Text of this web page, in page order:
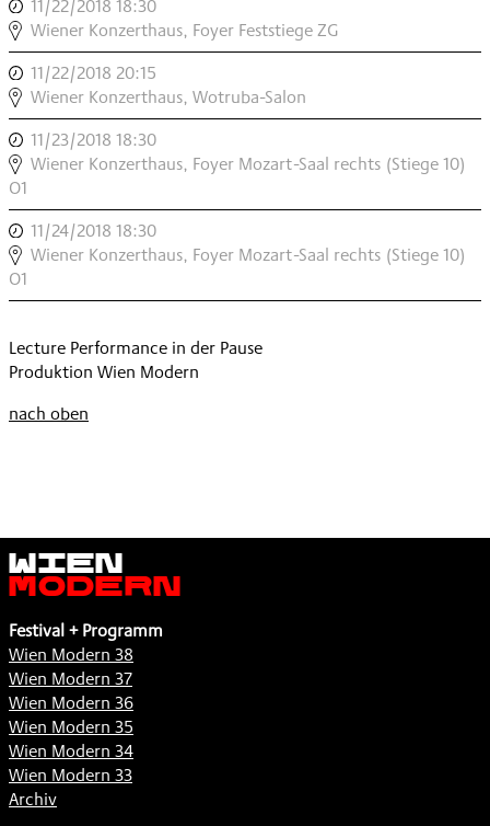
11/22/2018 18:30
UNSICHERHEITSBEAUFTRAGTER
,
Wiener Konzerthaus, Foyer Feststiege ZG
11/22/2018 20:15
UNSICHERHEITSBEAUFTRAGTER
,
Wiener Konzerthaus, Wotruba-Salon
11/23/2018 18:30
UNSICHERHEITSBEAUFTRAGTER
,
Wiener Konzerthaus, Foyer Mozart-Saal rechts (Stiege 10)
O1
11/24/2018 18:30
UNSICHERHEITSBEAUFTRAGTER
,
Wiener Konzerthaus, Foyer Mozart-Saal rechts (Stiege 10)
O1
Lecture Performance in der Pause
Produktion Wien Modern
nach oben
Wien
Modern
Festival + Programm
Wien Modern 38
Wien Modern 37
Wien Modern 36
Wien Modern 35
Wien Modern 34
Wien Modern 33
Archiv